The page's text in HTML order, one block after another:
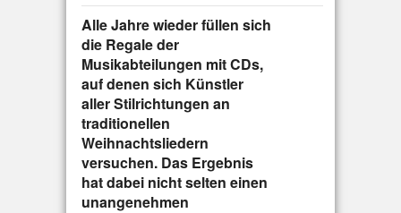
Alle Jahre wieder füllen sich
die Regale der
Musikabteilungen mit CDs,
auf denen sich Künstler
aller Stilrichtungen an
traditionellen
Weihnachtsliedern
versuchen. Das Ergebnis
hat dabei nicht selten einen
unangenehmen